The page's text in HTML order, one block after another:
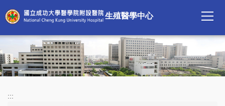
到
要
容
區
生殖醫學中心
:::